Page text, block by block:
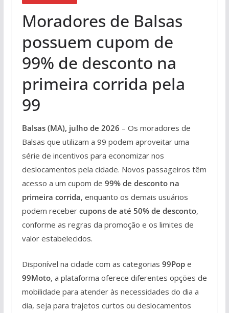
Moradores de Balsas
possuem cupom de
99% de desconto na
primeira corrida pela
99
Balsas (MA), julho de 2026 – Os moradores de
Balsas que utilizam a 99 podem aproveitar uma
série de incentivos para economizar nos
deslocamentos pela cidade. Novos passageiros têm
acesso a um cupom de 99% de desconto na
primeira corrida, enquanto os demais usuários
podem receber cupons de até 50% de desconto,
conforme as regras da promoção e os limites de
valor estabelecidos.
Disponível na cidade com as categorias 99Pope
99Moto, a plataforma oferece diferentes opções de
mobilidade para atender às necessidades do dia a
dia, seja para trajetos curtos ou deslocamentos